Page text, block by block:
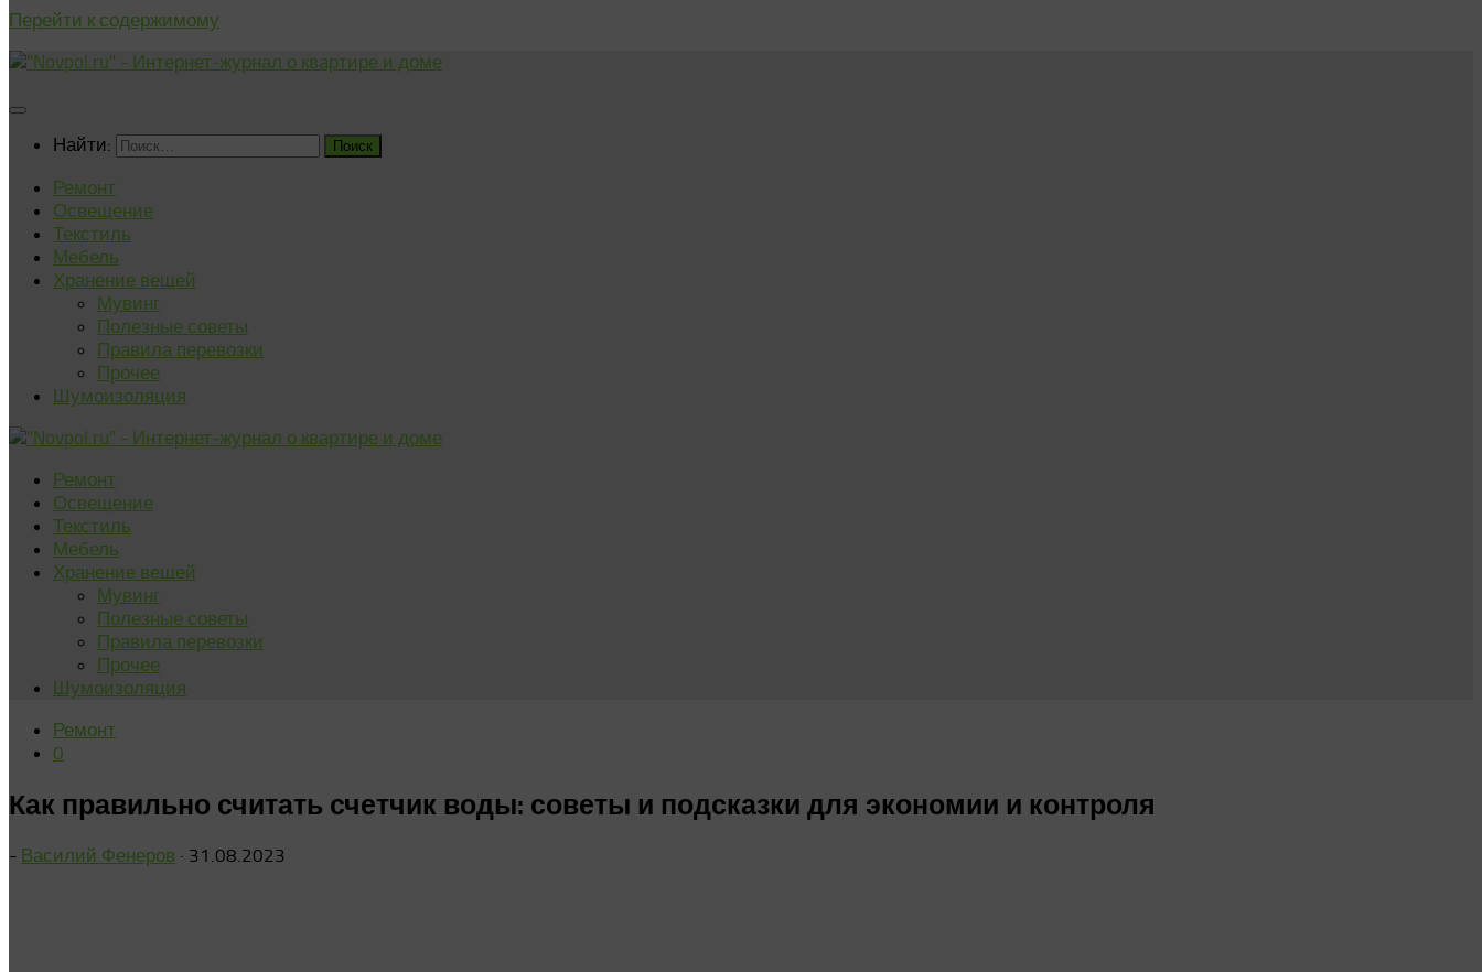
Перейти к содержимому
Найти:
Ремонт
Освещение
Текстиль
Мебель
Хранение вещей
Мувинг
Полезные советы
Правила перевозки
Прочее
Шумоизоляция
Ремонт
Освещение
Текстиль
Мебель
Хранение вещей
Мувинг
Полезные советы
Правила перевозки
Прочее
Шумоизоляция
Ремонт
0
Как правильно считать счетчик воды: советы и подсказки для экономии и контроля
- Василий Фенеров · 31.08.2023